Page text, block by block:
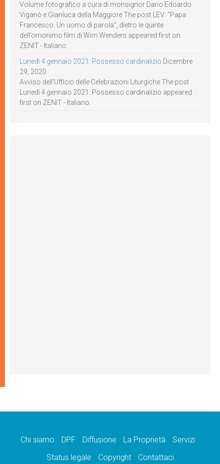
Volume fotografico a cura di monsignor Dario Edoardo
Viganò e Gianluca della Maggiore The post LEV: “Papa
Francesco. Un uomo di parola”, dietro le quinte
dell’omonimo film di Wim Wenders appeared first on
ZENIT - Italiano.
Lunedì 4 gennaio 2021: Possesso cardinalizio Dicembre
29, 2020
Avviso dell’Ufficio delle Celebrazioni Liturgiche The post
Lunedì 4 gennaio 2021: Possesso cardinalizio appeared
first on ZENIT - Italiano.
Chi siamo DPF Diffusione La Proprietà
Servizi
Status legale
Copyright Contattaci